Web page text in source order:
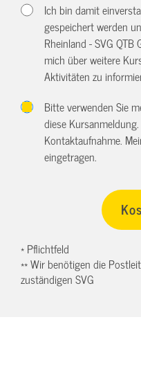
Ich bin damit
gespeichert werden
Rheinland - SVG
mich über weitere
Aktivitäten zu
Bitte verwenden Sie
diese
Kontaktaufnahme.
eingetragen.
* Pflichtfeld
** Wir benötigen die
zuständigen SVG